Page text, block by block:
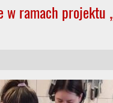
w ramach projektu